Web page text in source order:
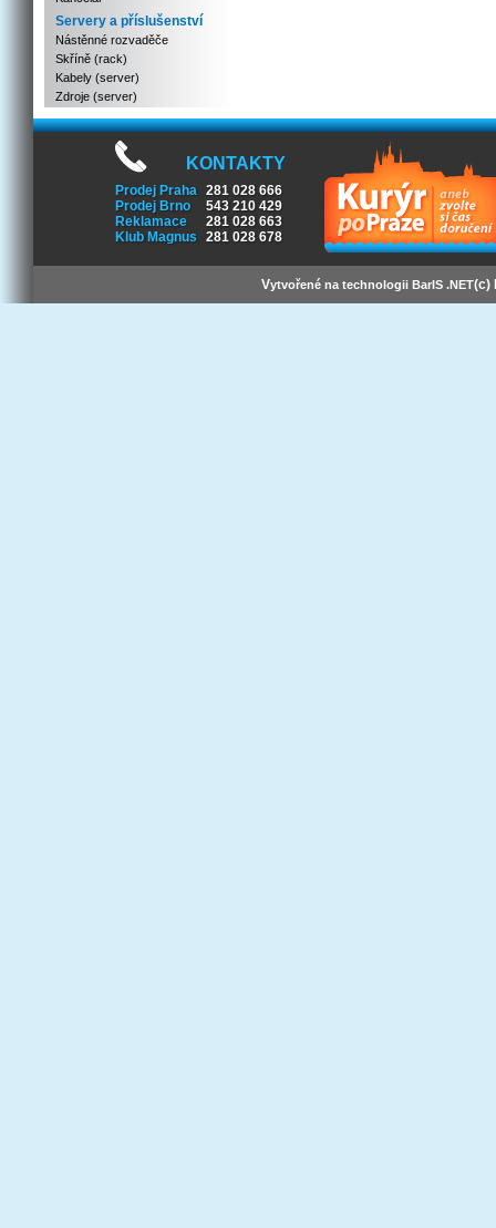
Servery a příslušenství
Nástěnné rozvaděče
Skříně (rack)
Kabely (server)
Zdroje (server)
KONTAKTY
Prodej Praha 281 028 666
Prodej Brno
543 210 429
Reklamace
281 028 663
Klub Magnus
281 028 678
Vytvořené na technologii BarIS .NET(c)